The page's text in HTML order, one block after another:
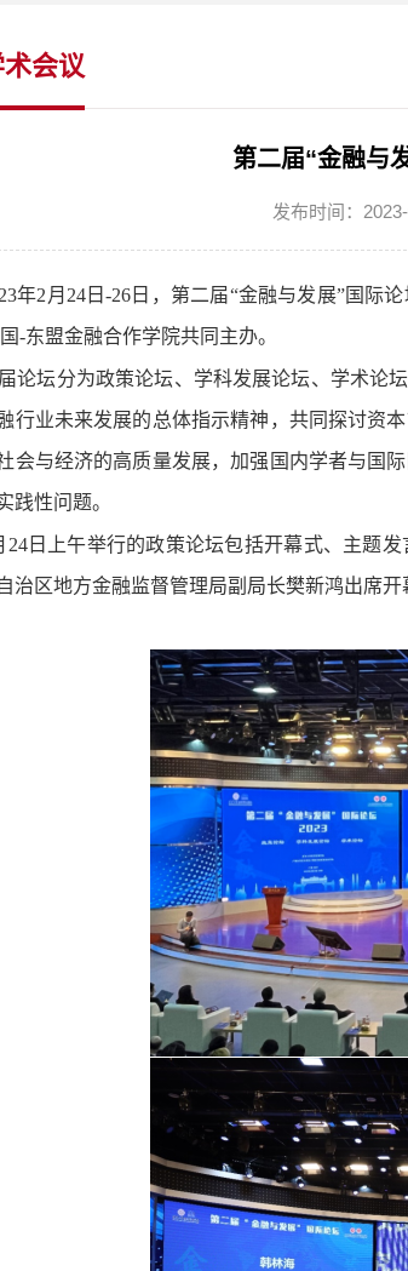
会议
第二届“金融与
发布时间：
年2月24日-26日，第二届“金融与发展”国际
-东盟金融合作学院共同主办。
论坛分为政策论坛、学科发展论坛、学术论
行业未来发展的总体指示精神，共同探讨资
会与经济的高质量发展，加强国内学者与国
践性问题。
24日上午举行的政策论坛包括开幕式、主题
治区地方金融监督管理局副局长樊新鸿出席开